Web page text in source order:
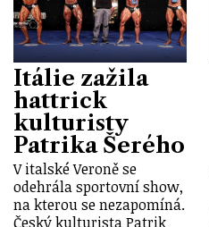
Itálie zažila
hattrick
kulturisty
Patrika Šerého
V italské Veroně se
odehrála sportovní show,
na kterou se nezapomíná.
Český kulturista Patrik